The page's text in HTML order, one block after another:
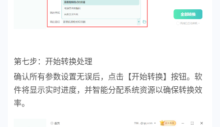
第七步：开始转换处理
确认所有参数设置无误后，点击【开始转换】按钮。软
件将显示实时进度，并智能分配系统资源以确保转换效
率。